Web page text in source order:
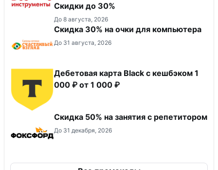
Скидки до 30%
До 8 августа, 2026
Скидка 30% на очки для компьютера
До 31 августа, 2026
Дебетовая карта Black c кешбэком 1
000 ₽ от 1 000 ₽
Скидка 50% на занятия с репетитором
До 31 декабря, 2026